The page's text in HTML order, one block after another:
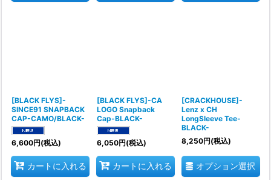
[BLACK FLYS]-
SINCE91 SNAPBACK
CAP-CAMO/BLACK-
6,600円(税込)
カートに入れる
[BLACK FLYS]-CA
LOGO Snapback
Cap-BLACK-
6,050円(税込)
カートに入れる
[CRACKHOUSE]-
Lenz x CH
LongSleeve Tee-
BLACK-
8,250円(税込)
オプション選択